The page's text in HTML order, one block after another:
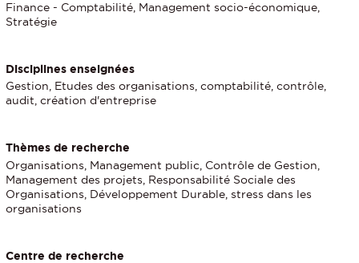
Finance - Comptabilité, Management socio-économique,
Stratégie
Disciplines enseignées
Gestion, Etudes des organisations, comptabilité, contrôle,
audit, création d'entreprise
Thèmes de recherche
Organisations, Management public, Contrôle de Gestion,
Management des projets, Responsabilité Sociale des
Organisations, Développement Durable, stress dans les
organisations
Centre de recherche